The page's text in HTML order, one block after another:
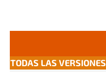
TODAS LAS VERSIONES